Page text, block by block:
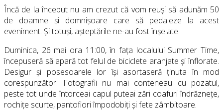
Încă de la început nu am crezut că vom reuși să adunăm 50
de doamne și domnișoare care să pedaleze la acest
eveniment. Și totuși, așteptările ne-au fost înșelate.
Duminica, 26 mai ora 11:00, în fața localului Summer Time,
începuseră să apară tot felul de biciclete aranjate și înflorate.
Desigur și posesoarele lor își asortaseră ținuta în mod
corespunzător. Fotografii nu mai conteneau cu pozatul,
peste tot unde întorceai capul puteai zări coafuri îndrăznețe,
rochițe scurte, pantofiori împodobiți și fete zâmbitoare.